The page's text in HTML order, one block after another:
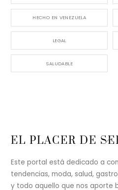
HECHO EN VENEZUELA
LEGAL
SALUDABLE
EL PLACER DE
Este portal está dedicado a
tendencias, moda, salud,
y todo aquello que nos aporte